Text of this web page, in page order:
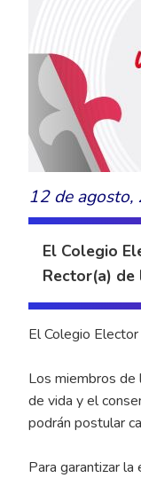
12 de
El Colegio
Rector(a) de
El Colegio
Los miembros de
de vida y el
podrán postular
Para garantizar